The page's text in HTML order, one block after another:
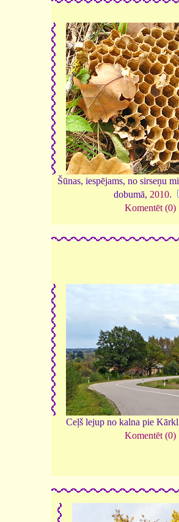
Šūnas, iespējams, no sirseņu
dobumā, 2010.
Komentēt (0)
Ceļš lejup no kalna pie
Komentēt (0)